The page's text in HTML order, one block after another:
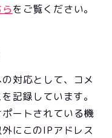
をご覧ください。
対応として、コメ
記録しています。
ートされている機
にこのIPアドレス